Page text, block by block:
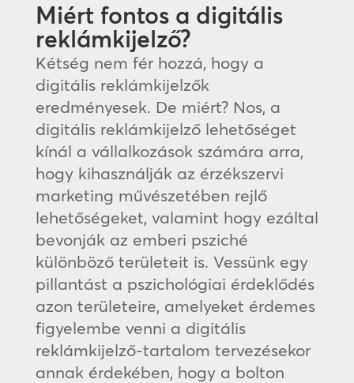
Miért fontos a digitális
reklámkijelző?
Kétség nem fér hozzá, hogy a
digitális reklámkijelzők
eredményesek. De miért? Nos, a
digitális reklámkijelző lehetőséget
kínál a vállalkozások számára arra,
hogy kihasználják az érzékszervi
marketing művészetében rejlő
lehetőségeket, valamint hogy ezáltal
bevonják az emberi psziché
különböző területeit is. Vessünk egy
pillantást a pszichológiai érdeklődés
azon területeire, amelyeket érdemes
figyelembe venni a digitális
reklámkijelző-tartalom tervezésekor
annak érdekében, hogy a bolton